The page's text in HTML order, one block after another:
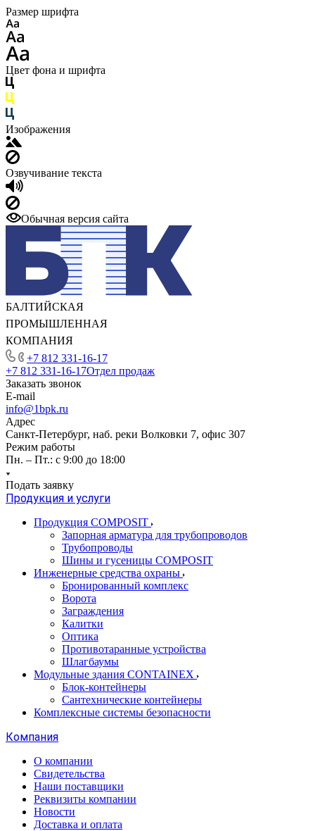
Размер шрифта
Цвет фона и шрифта
Изображения
Озвучивание текста
Обычная версия сайта
БАЛТИЙСКАЯ
ПРОМЫШЛЕННАЯ
КОМПАНИЯ
+7 812 331-16-17
+7 812 331-16-17Отдел продаж
Заказать звонок
E-mail
info@1bpk.ru
Адрес
Санкт-Петербург, наб. реки Волковки 7, офис 307
Режим работы
Пн. – Пт.: с 9:00 до 18:00
Подать заявку
Продукция и услуги
Продукция COMPOSIT
Запорная арматура для трубопроводов
Трубопроводы
Шины и гусеницы COMPOSIT
Инженерные средства охраны
Бронированный комплекс
Ворота
Заграждения
Калитки
Оптика
Противотаранные устройства
Шлагбаумы
Модульные здания CONTAINEX
Блок-контейнеры
Сантехнические контейнеры
Комплексные системы безопасности
Компания
О компании
Свидетельства
Наши поставщики
Реквизиты компании
Новости
Доставка и оплата